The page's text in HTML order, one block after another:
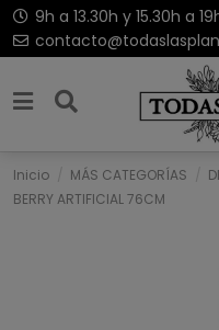
9h a 13.30h y 15.30h a
Inicio MÁS CATEGORÍAS
BERRY ARTIFICIAL 76CM